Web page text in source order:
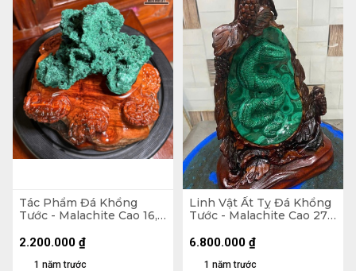
Tác Phẩm Đá Khổng
Tước - Malachite Cao 16,5
1 năm trước
2.200.000 ₫
Linh Vật Ất Tỵ Đá Khổng
Tước - Malachite Cao 27
1 năm trước
6.800.000 ₫